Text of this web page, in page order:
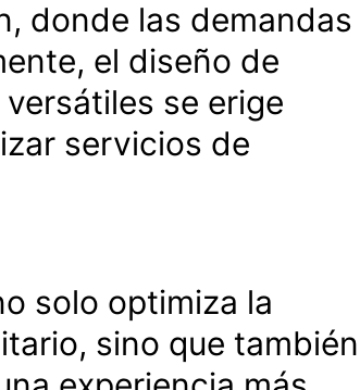
donde las demandas
el diseño de
se erige
servicios de
solo optimiza la
sino que también